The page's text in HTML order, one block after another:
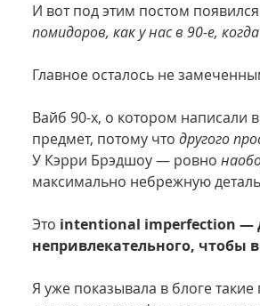
И вот под этим постом появился
помидоров, как у нас в 90-е,
Главное осталось не
Вайб 90-х, о котором написали
предмет, потому что другого
У Кэрри Брэдшоу — ровно
максимально небрежную
Это intentional imperfection —
непривлекательного, чтобы
Я уже показывала в блоге